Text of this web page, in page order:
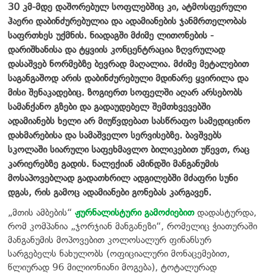
30 კმ-მდე დაშორებულ სოფლებშიც კი, ატმოსფერული
ჰაერი დაბინძურებულია და ადამიანების ჯანმრთელობას
საფრთხეს უქმნის. ნიადაგში მძიმე ლითონების -
დარიშხანისა და ტყვიის კონცენტრაცია ზღვრულად
დასაშვებ ნორმებზე ბევრად მაღალია. მძიმე მეტალებით
საგანგაშოდ არის დაბინძურებული მდინარე ყვირილა და
მისი შენაკადებიც. ზოგიერთ სოფელში აღარ არსებობს
სამანქანო გზები და გადაუდებელ შემთხვევებში
ადამიანებს ხელი არ მიუწვდებათ სასწრაფო სამედიცინო
დახმარებისა და სამაშველო სერვისებზე. ბავშვებს
სკოლაში სიარული საფეხმავლო ბილიკებით უწევთ, რაც
კარიერებზე გადის. ნალექიან ამინდში მანგანუმის
მოსაპოვებლად გადათხრილ ადგილებში მძაფრი სუნი
დგას, რის გამოც ადამიანები გონებას კარგავენ.
„მთის ამბების“ ჟურნალისტური გამოძიებითდადასტურდა,
რომ კომპანია „ჯორჯიან მანგანეზი“, რომელიც ჭიათურაში
მანგანუმის მოპოვებით კოლოსალურ ფინანსურ
სარგებელს ნახულობს (ოფიციალური მონაცემებით,
წლიურად 96 მილიონიანი მოგება), ტოტალურად